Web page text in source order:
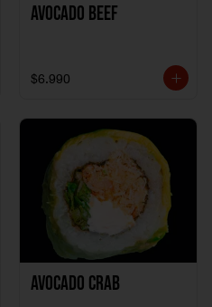
Avocado Beef
$6.990
Avocado Crab